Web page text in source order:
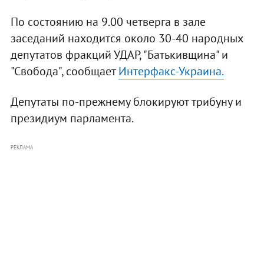
По состоянию на 9.00 четверга в зале
заседаний находится около 30-40 народных
депутатов фракций УДАР, "Батькивщина" и
"Свобода", сообщаетИнтерфакс-Украина.
Депутаты по-прежнему блокируют трибуну и
президиум парламента.
РЕКЛАМА